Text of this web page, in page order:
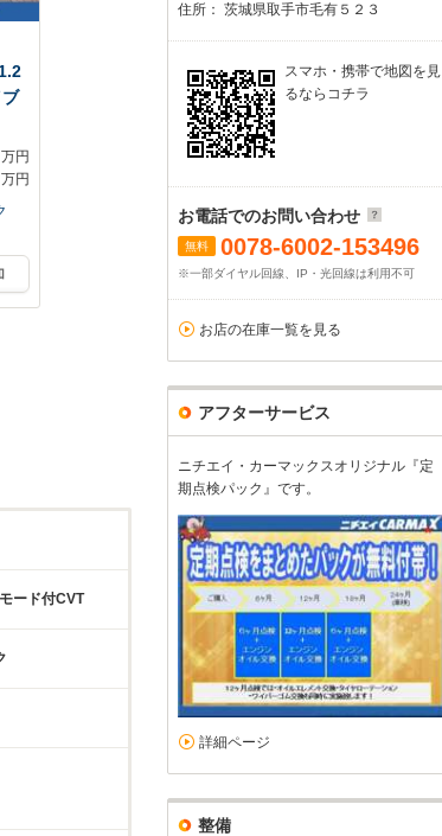
万円
万円
ード付CVT
住所： 茨城県取手市毛有５２３
スマホ・携帯で地図を見
るならコチラ
お電話でのお問い合わせ
無料 0078-6002-153496
※一部ダイヤル回線、IP・光回線は利用不可
お店の在庫一覧を見る
アフターサービス
ニチエイ・カーマックスオリジナル『定
期点検パック』です。
詳細ページ
整備